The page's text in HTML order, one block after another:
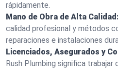
rápidamente.
Mano de Obra de Alta Calidad:
calidad profesional y métodos
reparaciones e instalaciones
Licenciados, Asegurados y
Rush Plumbing significa trabajar